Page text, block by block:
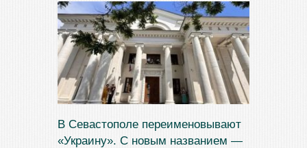
В Севастополе переименовывают
«Украину». С новым названием —